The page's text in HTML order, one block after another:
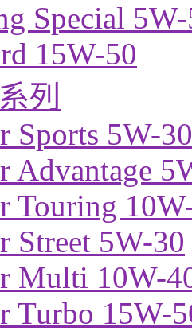
Special
15W-50
列
Sports 5W-30
Advantage
Touring
Street 5W-30
Multi 10W-
Turbo 15W-